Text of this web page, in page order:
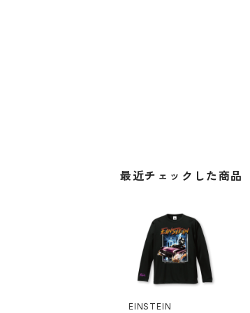
最近チェックした商品
EINSTEIN